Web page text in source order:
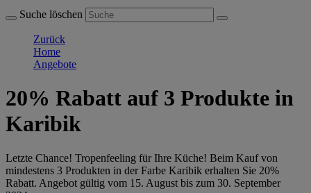
Suche löschen
Zurück
Home
Angebote
20% Rabatt auf 3 Produkte in
Karibik
Letzte Chance! Tropenfeeling für Ihre Küche! Beim Kauf von
mindestens 3 Produkten in der Farbe Karibik erhalten Sie 20%
Rabatt. Angebot gültig vom 15. August bis zum 30. September